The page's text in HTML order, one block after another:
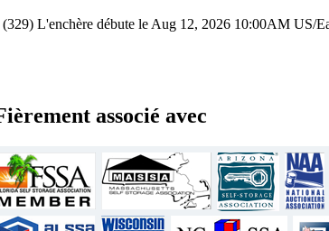
(329) L'enchère débute le Aug 12, 2026 10:00AM US/
associé avec